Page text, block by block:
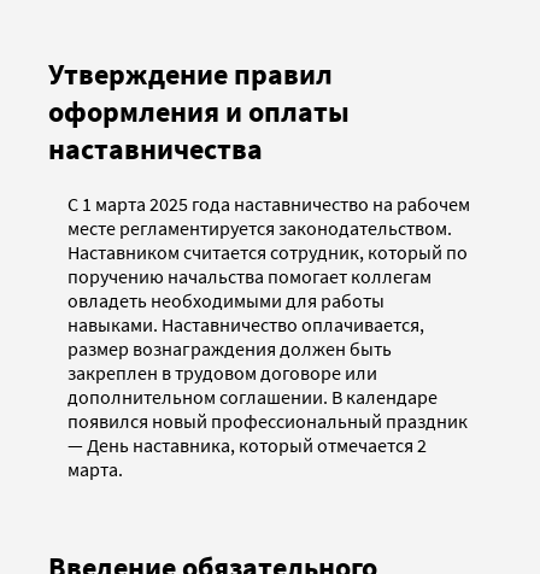
Утверждение правил
оформления и оплаты
наставничества
С 1 марта 2025 года наставничество на рабочем
месте регламентируется законодательством.
Наставником считается сотрудник, который по
поручению начальства помогает коллегам
овладеть необходимыми для работы
навыками. Наставничество оплачивается,
размер вознаграждения должен быть
закреплен в трудовом договоре или
дополнительном соглашении. В календаре
появился новый профессиональный праздник
— День наставника, который отмечается 2
марта.